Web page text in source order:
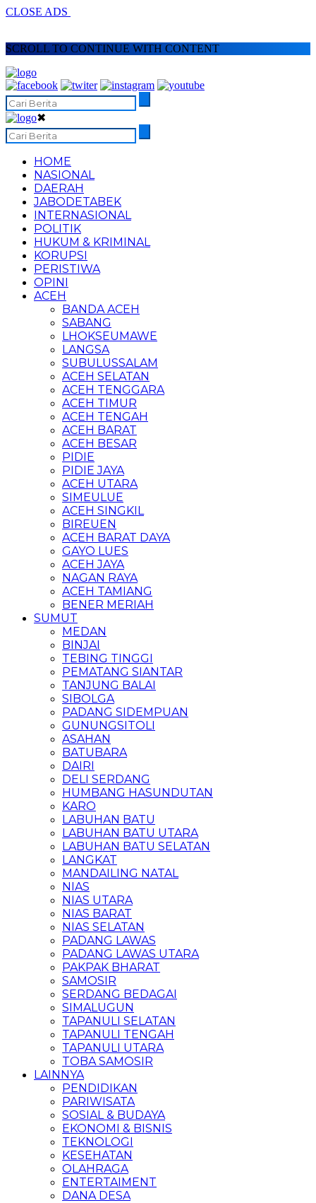
CLOSE ADS
SCROLL TO CONTINUE WITH CONTENT
✖
HOME
NASIONAL
DAERAH
JABODETABEK
INTERNASIONAL
POLITIK
HUKUM & KRIMINAL
KORUPSI
PERISTIWA
OPINI
ACEH
BANDA ACEH
SABANG
LHOKSEUMAWE
LANGSA
SUBULUSSALAM
ACEH SELATAN
ACEH TENGGARA
ACEH TIMUR
ACEH TENGAH
ACEH BARAT
ACEH BESAR
PIDIE
PIDIE JAYA
ACEH UTARA
SIMEULUE
ACEH SINGKIL
BIREUEN
ACEH BARAT DAYA
GAYO LUES
ACEH JAYA
NAGAN RAYA
ACEH TAMIANG
BENER MERIAH
SUMUT
MEDAN
BINJAI
TEBING TINGGI
PEMATANG SIANTAR
TANJUNG BALAI
SIBOLGA
PADANG SIDEMPUAN
GUNUNGSITOLI
ASAHAN
BATUBARA
DAIRI
DELI SERDANG
HUMBANG HASUNDUTAN
KARO
LABUHAN BATU
LABUHAN BATU UTARA
LABUHAN BATU SELATAN
LANGKAT
MANDAILING NATAL
NIAS
NIAS UTARA
NIAS BARAT
NIAS SELATAN
PADANG LAWAS
PADANG LAWAS UTARA
PAKPAK BHARAT
SAMOSIR
SERDANG BEDAGAI
SIMALUGUN
TAPANULI SELATAN
TAPANULI TENGAH
TAPANULI UTARA
TOBA SAMOSIR
LAINNYA
PENDIDIKAN
PARIWISATA
SOSIAL & BUDAYA
EKONOMI & BISNIS
TEKNOLOGI
KESEHATAN
OLAHRAGA
ENTERTAIMENT
DANA DESA